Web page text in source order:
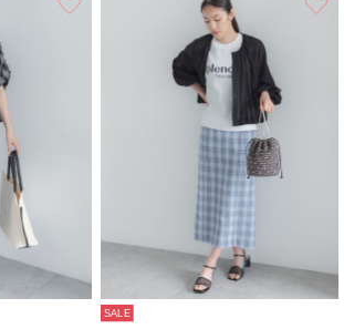
SALE